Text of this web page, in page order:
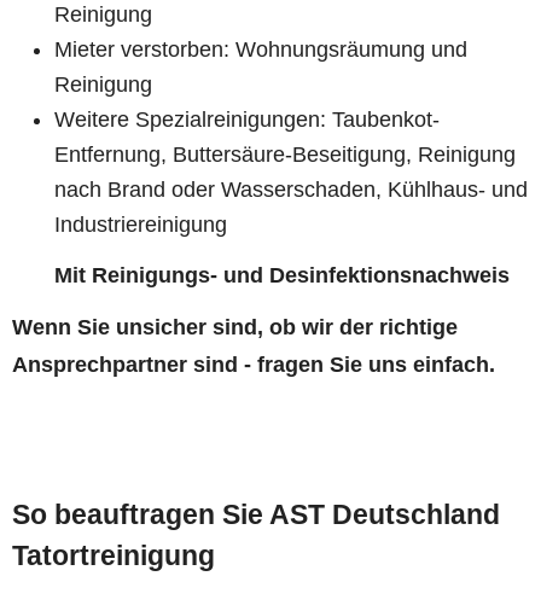
Reinigung
Mieter verstorben: Wohnungsräumung und
Reinigung
Weitere Spezialreinigungen: Taubenkot-
Entfernung, Buttersäure-Beseitigung, Reinigung
nach Brand oder Wasserschaden, Kühlhaus- und
Industriereinigung
Mit Reinigungs- und Desinfektionsnachweis
Wenn Sie unsicher sind, ob wir der richtige
Ansprechpartner sind - fragen Sie uns einfach.
So beauftragen Sie AST Deutschland
Tatortreinigung